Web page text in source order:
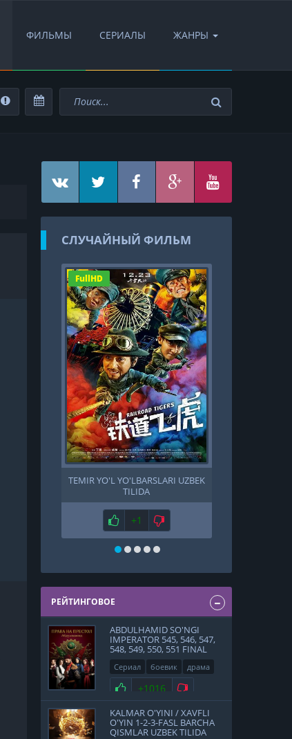
ФИЛЬМЫ СЕРИАЛЫ ЖАНРЫ
СЛУЧАЙНЫЙ ФИЛЬМ
FullHD
TEMIR YO'L YO'LBARSLARI UZBEK
TILIDA
Нравится
+1 Не нравится
РЕЙТИНГОВОЕ
ABDULHAMID SO'NGI
IMPERATOR 545, 546, 547,
548, 549, 550, 551 FINAL
QISMLAR UZBEK TILIDA
Сериал боевик
драма
история
2017
Нравится
+1016 Не нравится
KALMAR O'YINI / XAVFLI
O'YIN 1-2-3-FASL BARCHA
QISMLAR UZBEK TILIDA